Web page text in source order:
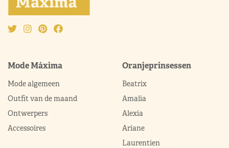
Mode Máxima
Mode algemeen
Outfit van de maand
Ontwerpers
Accessoires
Oranjeprinsessen
Beatrix
Amalia
Alexia
Ariane
Laurentien